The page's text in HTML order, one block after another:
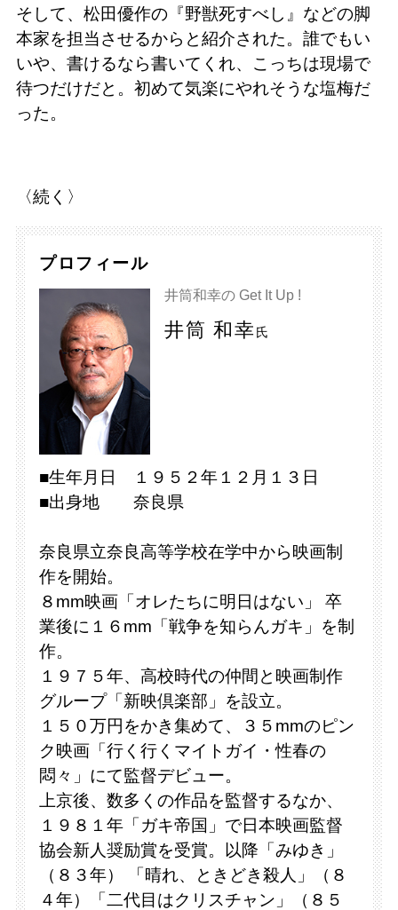
そして、松田優作の『野獣死すべし』などの脚
本家を担当させるからと紹介された。誰でもい
いや、書けるなら書いてくれ、こっちは現場で
待つだけだと。初めて気楽にやれそうな塩梅だ
った。
〈続く〉
プロフィール
井筒和幸の Get It Up !
井筒 和幸 氏
■生年月日 １９５２年１２月１３日
■出身地 奈良県
奈良県立奈良高等学校在学中から映画制
作を開始。
８mm映画「オレたちに明日はない」 卒
業後に１６mm「戦争を知らんガキ」を制
作。
１９７５年、高校時代の仲間と映画制作
グループ「新映倶楽部」を設立。
１５０万円をかき集めて、３５mmのピン
ク映画「行く行くマイトガイ・性春の
悶々」にて監督デビュー。
上京後、数多くの作品を監督するなか、
１９８１年「ガキ帝国」で日本映画監督
協会新人奨励賞を受賞。以降「みゆき」
（８３年） 「晴れ、ときどき殺人」（８
４年）「二代目はクリスチャン」（８５